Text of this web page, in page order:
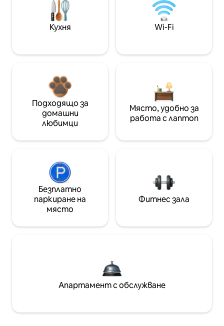
Кухня Wi-Fi
Подходящо за
домашни
любимци
Място, удобно за
работа с лаптоп
Безплатно
паркиране на
място
Фитнес зала
Апартамент с обслужване